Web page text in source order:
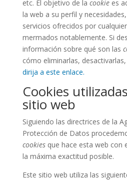
etc. El objetivo de la cookiees
la web a su perfil y
servicios ofrecidos por
mermados notablemente. Si
información sobre qué son las
cómo eliminarlas,
dirija a este enlace.
Cookies
sitio web
Siguiendo las directrices de la
Protección de Datos
cookiesque hace esta web con
la máxima exactitud posible.
Este sitio web utiliza las